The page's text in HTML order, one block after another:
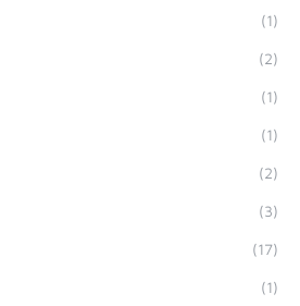
(1)
(2)
(1)
(1)
(2)
(3)
(17)
(1)